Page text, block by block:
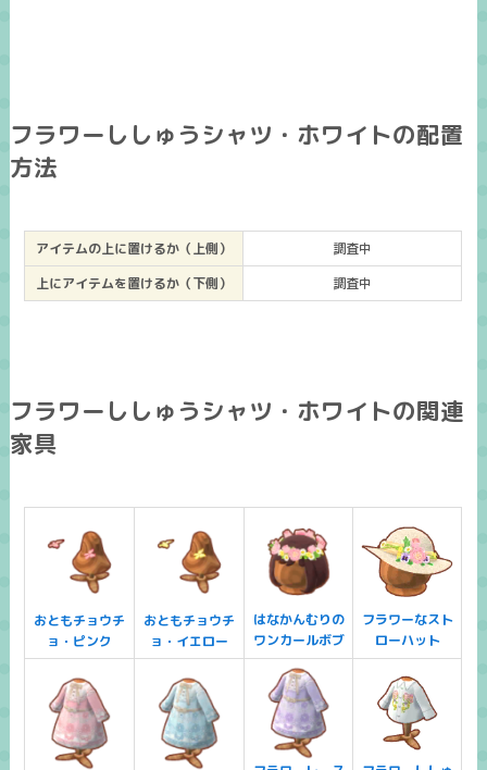
フラワーししゅうシャツ・ホワイトの配置
方法
アイテムの上に置けるか（上側）
調査中
上にアイテムを置けるか（下側）
調査中
フラワーししゅうシャツ・ホワイトの関連
家具
おともチョウチ
ョ・ピンク
おともチョウチ
ョ・イエロー
はなかんむりの
ワンカールボブ
フラワーなスト
ローハット